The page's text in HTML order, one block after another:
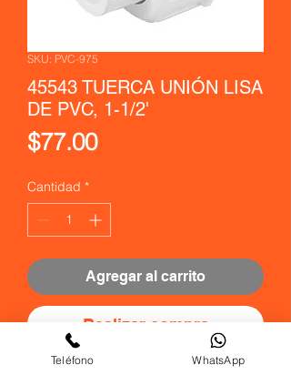
SKU: PVC-975
45543 TUERCA UNIÓN LISA
DE PVC, 1-1/2'
$77.00Precio
Cantidad *
Agregar al carrito
Realizar compra
Teléfono WhatsApp